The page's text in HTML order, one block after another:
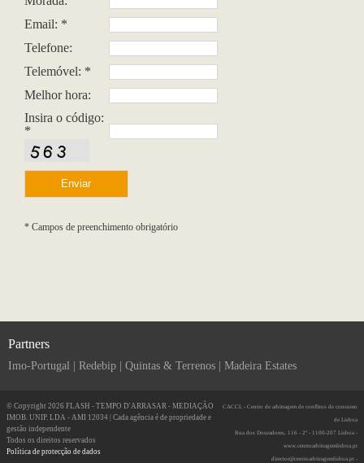
Email: *
Telefone:
Telemóvel: *
Melhor hora:
Insira o código:
*
* Campos de preenchimento obrigatório
Partners
Imo-Portugal Redebip Quintas & Terrenos Madeira Estates
© Copyright 2026 FLASH - TEMPO D'ARRASAR - MEDIAÇÃO
IMOB. UNIP. LDA - AMI 12034 | Cada agência é de propriedade e
gestão independente
Todos os direitos reservados
Política de protecção de dados
CACCL - Centro de arbitragem de conflitos de consumo
de Lisboa
Rua dos Douradores, 116 - 2º - 1100-207 Lisboa -
www.centroarbitragemlisboa.pt
director@centroarbitragemlisboa.pt -